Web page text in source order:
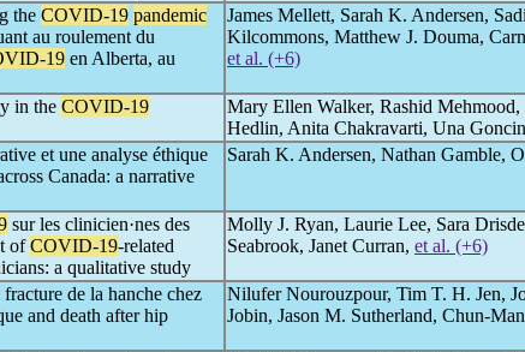
the COVID-19 pandemic
au roulement du
19 en Alberta, au
James Mellett, Sarah K. Andersen,
Kilcommons, Matthew J. Douma,
et al. (+6)
in the COVID-19
Mary Ellen Walker, Rashid Mehmood,
Hedlin, Anita Chakravarti, Una
et une analyse éthique
Canada: a narrative
Sarah K. Andersen, Nathan Gamble,
sur les clinicien·nes des
ofCOVID-19-related
a qualitative study
Molly J. Ryan, Laurie Lee, Sara
Seabrook, Janet Curran, et al. (+6)
de la hanche chez
and death after hip
Nilufer Nourouzpour, Tim T. H. Jen,
Jobin, Jason M. Sutherland, Chun-